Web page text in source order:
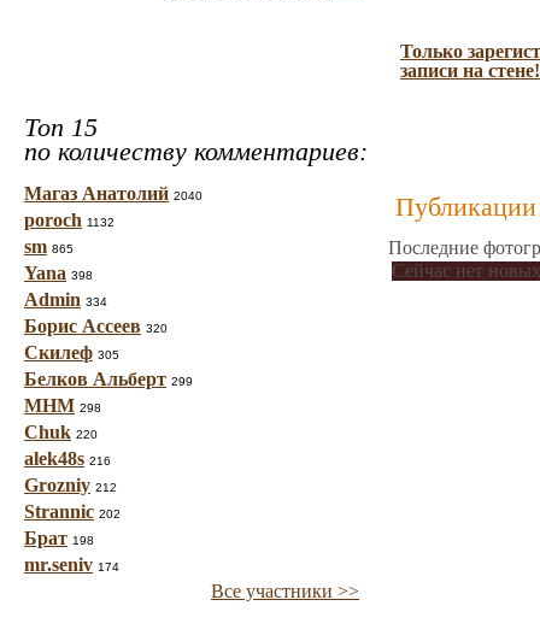
Топ 15
по количеству комментариев:
Магаз Анатолий 2040
poroch 1132
sm 865
Yana 398
Admin 334
Борис Ассеев 320
Скилеф 305
Белков Альберт 299
МНМ 298
Chuk 220
alek48s 216
Grozniy 212
Strannic 202
Брат 198
mr.seniv 174
Все участники >>
Только
записи на стене!
Публикации
Последние
Сейчас нет